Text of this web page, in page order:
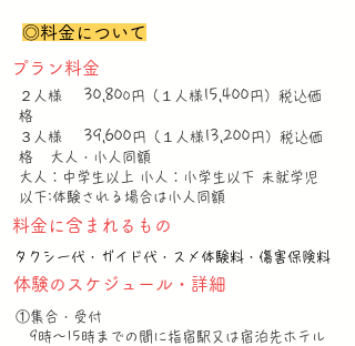
◎料金について
プラン料金
２人様 30,800円（１人様 15,400円）税込価
格
３人様 39,600円（１人様 13,200円）税込価
格 大人・小人同額
大人：中学生以上 小人：小学生以下 未就学児
以下:体験される場合は小人同額
料金に含まれるもの
タクシー代・ガイド代・スメ体験料・傷害保険料
体験のスケジュール・詳細
①集合・受付
9時〜15時までの間に指宿駅又は宿泊先ホテル